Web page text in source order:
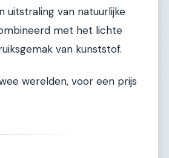
uitstraling van natuurlijke
met het lichte
van kunststof.
werelden, voor een prijs